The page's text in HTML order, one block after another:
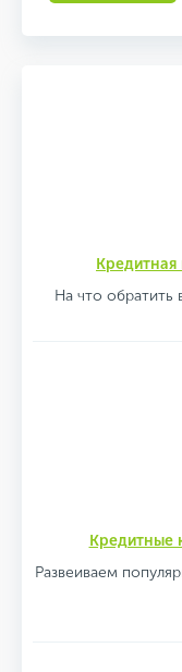
На что обратить
Кредитные
Развеиваем